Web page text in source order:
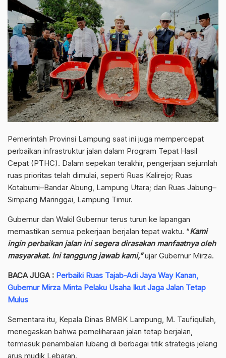
Pemerintah Provinsi Lampung saat ini juga mempercepat
perbaikan infrastruktur jalan dalam Program Tepat Hasil
Cepat (PTHC). Dalam sepekan terakhir, pengerjaan sejumlah
ruas prioritas telah dimulai, seperti Ruas Kalirejo; Ruas
Kotabumi–Bandar Abung, Lampung Utara; dan Ruas Jabung–
Simpang Maringgai, Lampung Timur.
Gubernur dan Wakil Gubernur terus turun ke lapangan
memastikan semua pekerjaan berjalan tepat waktu. “Kami
ingin perbaikan jalan ini segera dirasakan manfaatnya oleh
masyarakat. Ini tanggung jawab kami,”ujar Gubernur Mirza.
BACA JUGA : Perbaiki Ruas Tajab-Adi Jaya Way Kanan,
Gubernur Mirza Minta Pelaku Usaha Ikut Jaga Jalan Tetap
Mulus
Sementara itu, Kepala Dinas BMBK Lampung, M. Taufiqullah,
menegaskan bahwa pemeliharaan jalan tetap berjalan,
termasuk penambalan lubang di berbagai titik strategis jelang
arus mudik Lebaran.